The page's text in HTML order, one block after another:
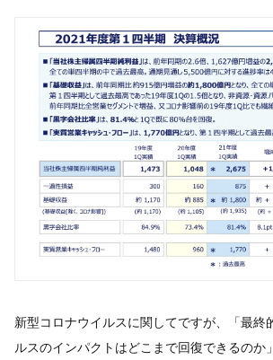
新型コロナウイルスに関してですが、「最終
ルスのインパクトはどこまで回復できるのか